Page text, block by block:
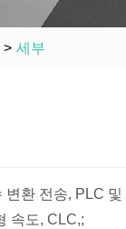
> 세부
변환 전송, PLC
속도, CLC,;